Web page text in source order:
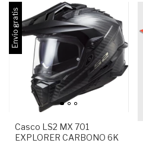
Envío gratis
Casco LS2 MX 701
EXPLORER CARBONO 6K